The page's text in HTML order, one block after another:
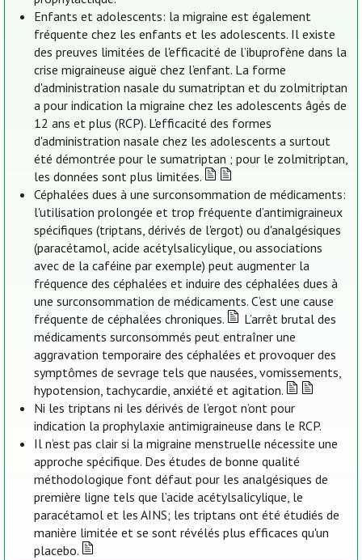
Enfants et adolescents: la migraine est également
fréquente chez les enfants et les adolescents. Il existe
des preuves limitées de l'efficacité de l’ibuprofène dans la
crise migraineuse aiguë chez l’enfant. La forme
d'administration nasale du sumatriptan et du zolmitriptan
a pour indication la migraine chez les adolescents âgés de
12 ans et plus (RCP). L'efficacité des formes
d'administration nasale chez les adolescents a surtout
été démontrée pour le sumatriptan ; pour le zolmitriptan,
les données sont plus limitées.
Céphalées dues à une surconsommation de médicaments:
l'utilisation prolongée et trop fréquente d’antimigraineux
spécifiques (triptans, dérivés de l'ergot) ou d'analgésiques
(paracétamol, acide acétylsalicylique, ou associations
avec de la caféine par exemple) peut augmenter la
fréquence des céphalées et induire des céphalées dues à
une surconsommation de médicaments. C’est une cause
fréquente de céphalées chroniques.
L’arrêt brutal des
médicaments surconsommés peut entraîner une
aggravation temporaire des céphalées et provoquer des
symptômes de sevrage tels que nausées, vomissements,
hypotension, tachycardie, anxiété et agitation.
Ni les triptans ni les dérivés de l’ergot n’ont pour
indication la prophylaxie antimigraineuse dans le RCP.
Il n’est pas clair si la migraine menstruelle nécessite une
approche spécifique. Des études de bonne qualité
méthodologique font défaut pour les analgésiques de
première ligne tels que l’acide acétylsalicylique, le
paracétamol et les AINS; les triptans ont été étudiés de
manière limitée et se sont révélés plus efficaces qu'un
placebo.